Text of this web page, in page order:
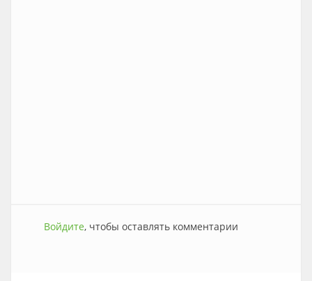
Войдите, чтобы оставлять комментарии